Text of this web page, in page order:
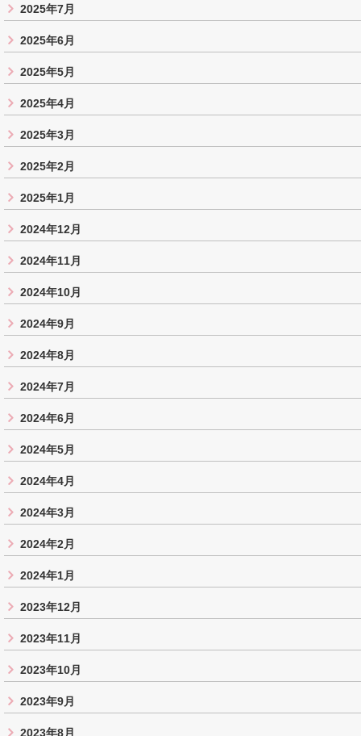
2025年7月
2025年6月
2025年5月
2025年4月
2025年3月
2025年2月
2025年1月
2024年12月
2024年11月
2024年10月
2024年9月
2024年8月
2024年7月
2024年6月
2024年5月
2024年4月
2024年3月
2024年2月
2024年1月
2023年12月
2023年11月
2023年10月
2023年9月
2023年8月